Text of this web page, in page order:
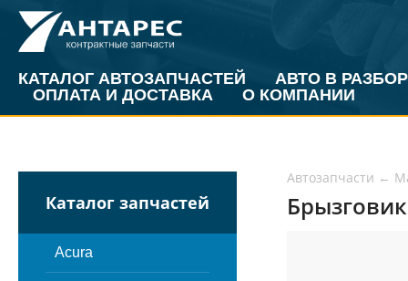
КАТАЛОГ АВТОЗАПЧАСТЕЙ
АВТО В РАЗБОР
ОПЛАТА И ДОСТАВКА
О КОМПАНИИ
Каталог запчастей
Acura
Автозапчасти ←